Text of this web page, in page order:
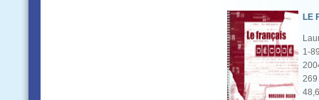
LE
1-
269